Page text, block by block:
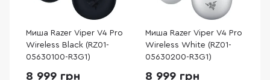
Миша Razer Viper V4 Pro
Wireless Black (RZ01-
05630100-R3G1)
8 999 грн
Миша Razer Viper V4 Pro
Wireless White (RZ01-
05630200-R3G1)
8 999 грн